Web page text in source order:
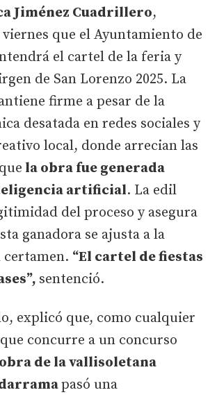
Jiménez Cuadrillero,
que el Ayuntamiento de
el cartel de la feria y
de San Lorenzo 2025. La
firme a pesar de la
desatada en redes sociales y
local, donde arrecian las
la obra fue generada
artificial. La edil
del proceso y asegura
ganadora se ajusta a la
“El cartel de fiestas
sentenció.
explicó que, como cualquier
concurre a un concurso
de la vallisoletana
pasó una